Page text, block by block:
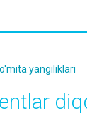
yangiliklari